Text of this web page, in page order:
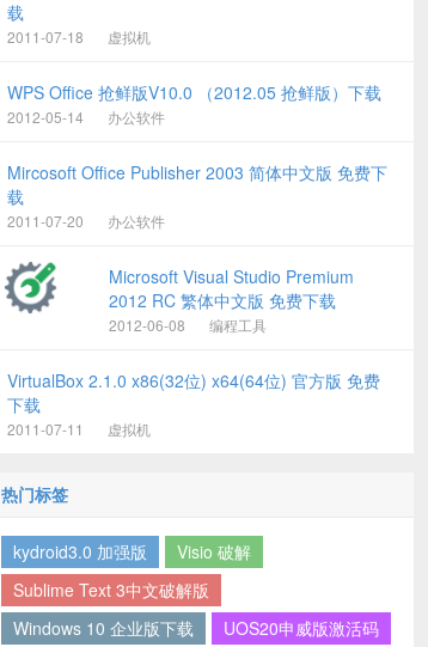
载
2011-07-18 虚拟机
WPS Office 抢鲜版V10.0 （2012.05 抢鲜版）下载
2012-05-14 办公软件
Mircosoft Office Publisher 2003 简体中文版 免费下
载
2011-07-20 办公软件
Microsoft Visual Studio Premium
2012 RC 繁体中文版 免费下载
2012-06-08 编程工具
VirtualBox 2.1.0 x86(32位) x64(64位) 官方版 免费
下载
2011-07-11 虚拟机
热门标签
kydroid3.0 加强版
Visio 破解
Sublime Text 3中文破解版
Windows 10 企业版下载
UOS20申威版激活码